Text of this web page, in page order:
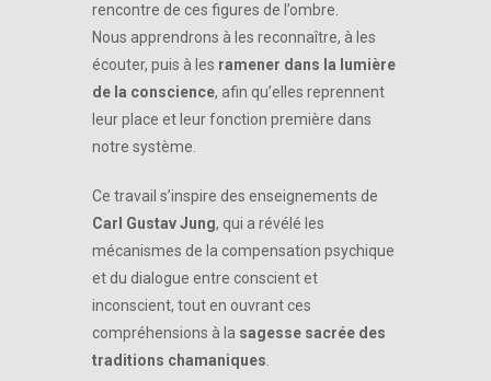
rencontre de ces figures de l’ombre.
Nous apprendrons à les reconnaître, à les
écouter, puis à les ramener dans la lumière
de la conscience, afin qu’elles reprennent
leur place et leur fonction première dans
notre système.
Ce travail s’inspire des enseignements de
Carl Gustav Jung, qui a révélé les
mécanismes de la compensation psychique
et du dialogue entre conscient et
inconscient, tout en ouvrant ces
compréhensions à la sagesse sacrée des
traditions chamaniques